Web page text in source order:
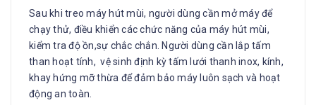
Sau khi treo máy hút mùi, người dùng cần mở máy để
chạy thử, điều khiển các chức năng của máy hút mùi,
kiểm tra độ ồn,sự chắc chắn. Người dùng cần lắp tấm
than hoạt tính, vệ sinh định kỳ tấm lưới thanh inox, kính,
khay hứng mỡ thừa để đảm bảo máy luôn sạch và hoạt
động an toàn.